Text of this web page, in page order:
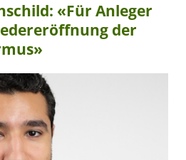
«Für Anleger
der